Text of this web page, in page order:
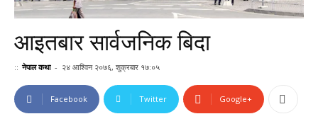
आइतबार सार्वजनिक बिदा
:: नेपाल कथा - २४ आश्विन २०७६, शुक्रबार १७:०५
Facebook Twitter Google+